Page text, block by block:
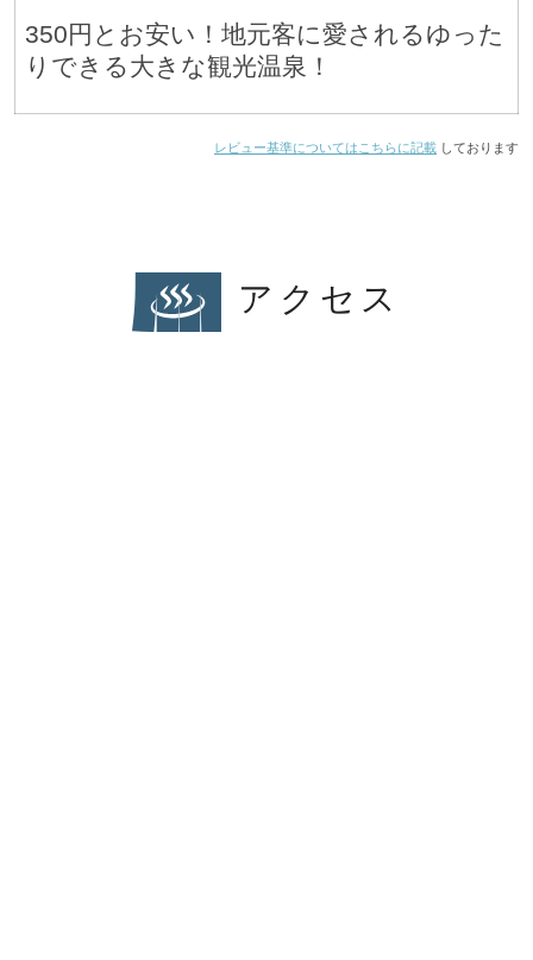
350円とお安い！地元客に愛されるゆった
りできる大きな観光温泉！
レビュー基準についてはこちらに記載 しております
アクセス